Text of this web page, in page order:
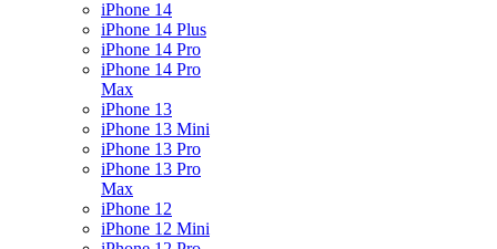
iPhone 14
iPhone 14 Plus
iPhone 14 Pro
iPhone 14 Pro
Max
iPhone 13
iPhone 13 Mini
iPhone 13 Pro
iPhone 13 Pro
Max
iPhone 12
iPhone 12 Mini